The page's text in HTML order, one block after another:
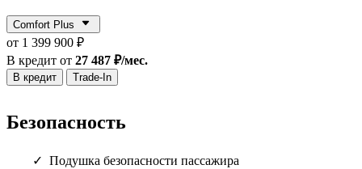
Comfort Plus
от 1 399 900 ₽
В кредит от 27 487 ₽/мес.
В кредит Trade-In
Безопасность
Подушка безопасности пассажира